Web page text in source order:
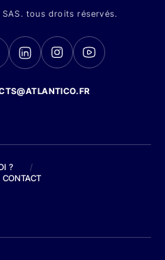
tous droits réservés.
?
/
CONTACT